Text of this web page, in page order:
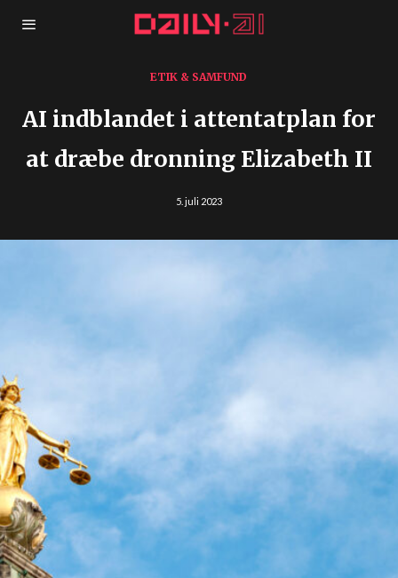
ETIK & SAMFUND
AI indblandet i attentatplan for
at dræbe dronning Elizabeth II
5. juli 2023